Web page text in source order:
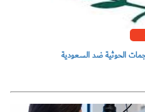
الحوثية ضد السعودية